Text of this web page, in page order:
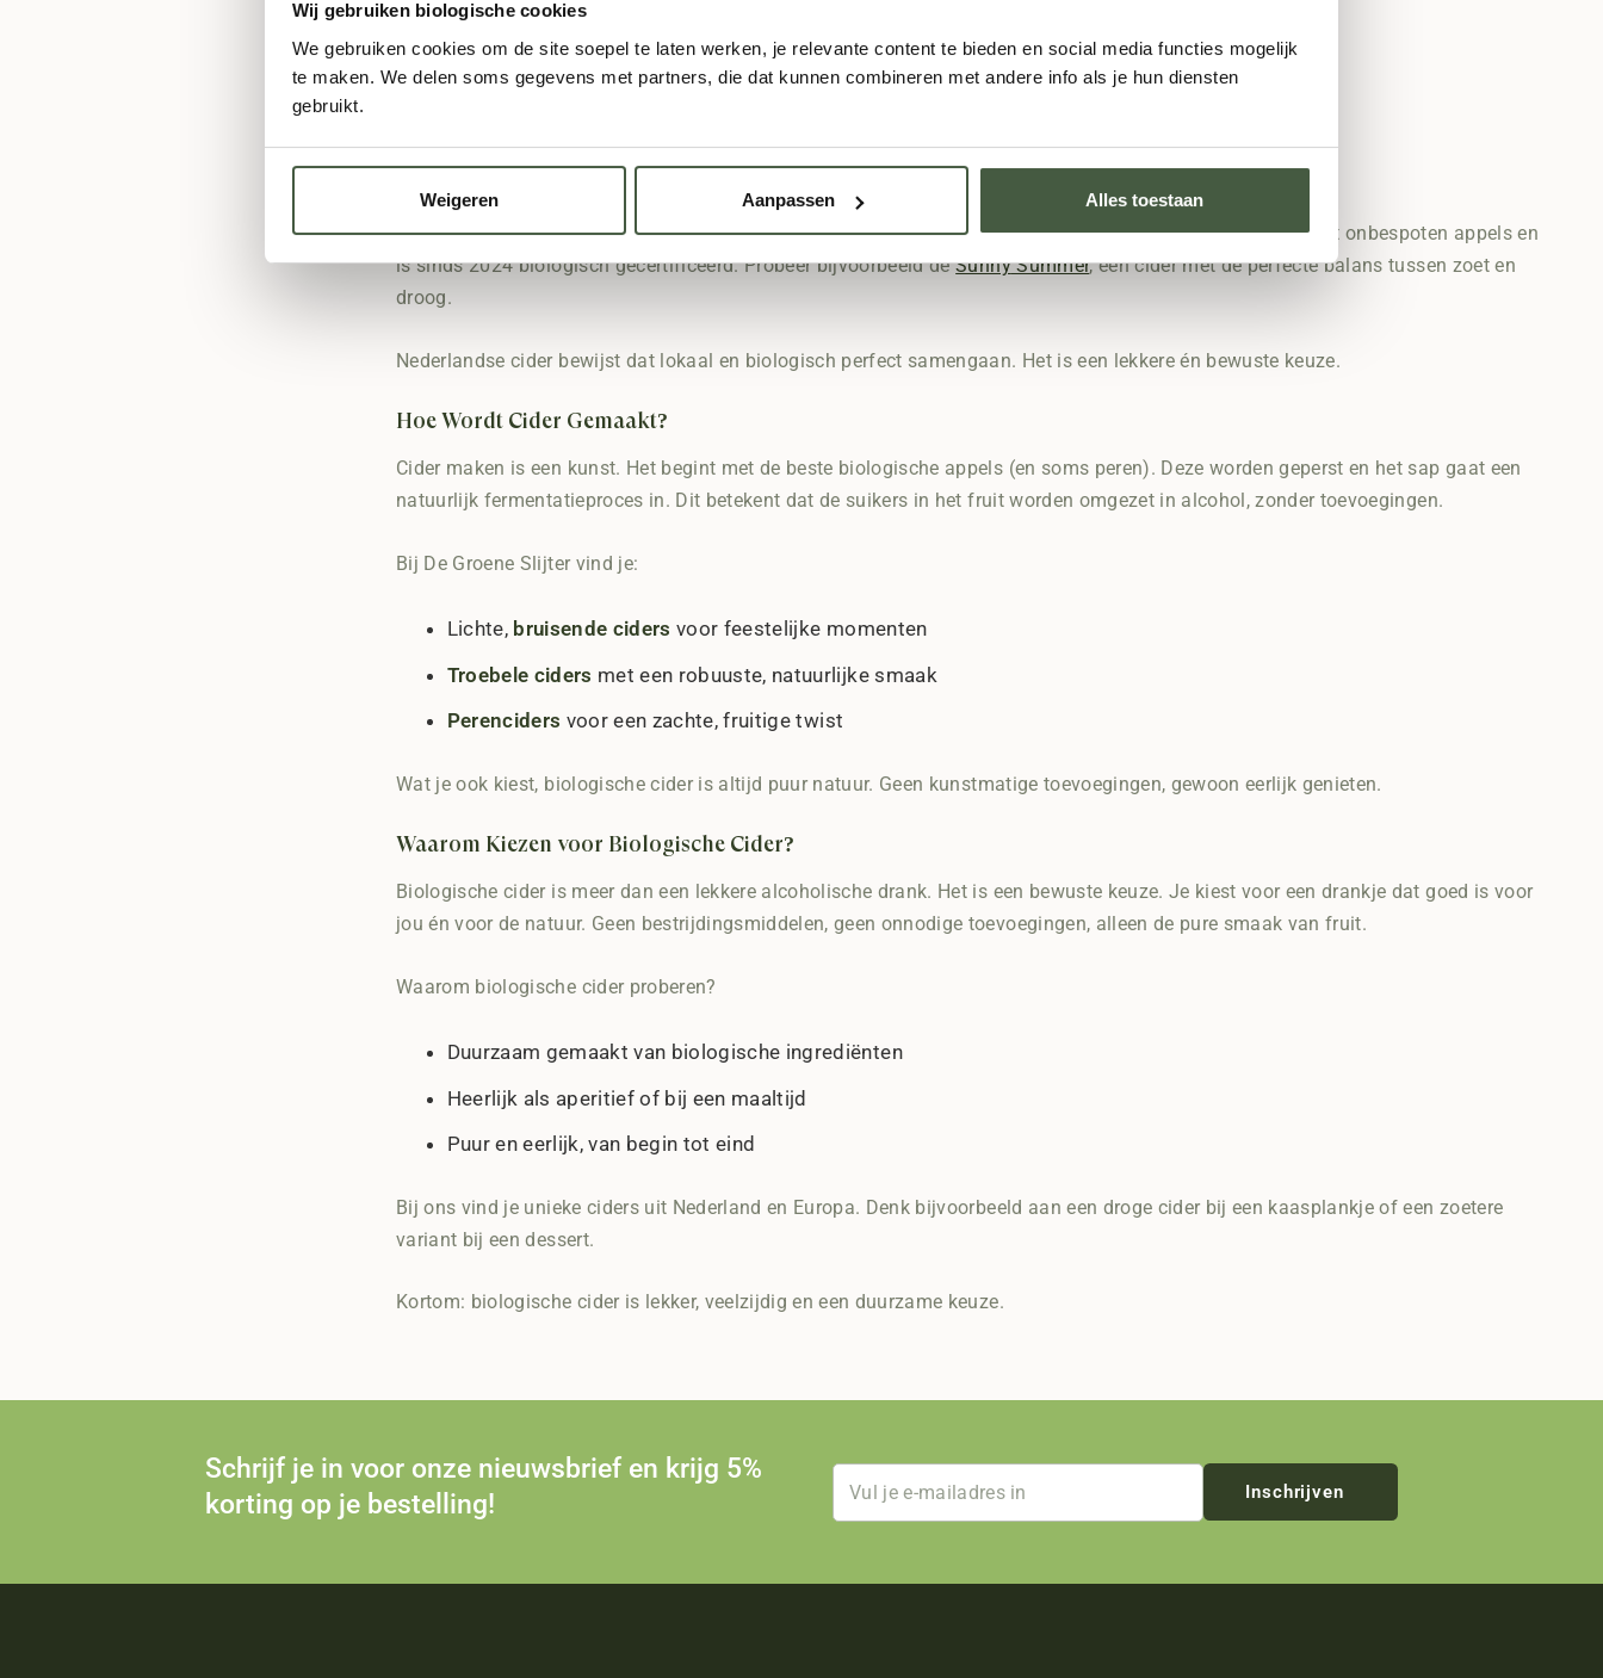
Wij gebruiken biologische cookies
We gebruiken cookies om de site soepel te laten werken, je relevante content te bieden en social media functies mogelijk
te maken. We delen soms gegevens met partners, die dat kunnen combineren met andere info als je hun diensten
gebruikt.
Weigeren Aanpassen Alles toestaan
Smaken van fris en licht tot robuust en vol
Een bijzonder voorbeeld in ons assortiment is UWE Cider. Deze Nederlandse producent werkt uitsluitend met onbespoten appels en
is sinds 2024 biologisch gecertificeerd. Probeer bijvoorbeeld deSunnySummer, een cider met de perfecte balans tussen zoet en
droog.
Nederlandse cider bewijst dat lokaal en biologisch perfect samengaan. Het is een lekkere én bewuste keuze.
Hoe Wordt Cider Gemaakt?
Cider maken is een kunst. Het begint met de beste biologische appels (en soms peren). Deze worden geperst en het sap gaat een
natuurlijk fermentatieproces in. Dit betekent dat de suikers in het fruit worden omgezet in alcohol, zonder toevoegingen.
Bij De Groene Slijter vind je:
Lichte, bruisende ciders voor feestelijke momenten
Troebele ciders met een robuuste, natuurlijke smaak
Perenciders voor een zachte, fruitige twist
Wat je ook kiest, biologische cider is altijd puur natuur. Geen kunstmatige toevoegingen, gewoon eerlijk genieten.
Waarom Kiezen voor Biologische Cider?
Biologische cider is meer dan een lekkere alcoholische drank. Het is een bewuste keuze. Je kiest voor een drankje dat goed is voor
jou én voor de natuur. Geen bestrijdingsmiddelen, geen onnodige toevoegingen, alleen de pure smaak van fruit.
Waarom biologische cider proberen?
Duurzaam gemaakt van biologische ingrediënten
Heerlijk als aperitief of bij een maaltijd
Puur en eerlijk, van begin tot eind
Bij ons vind je unieke ciders uit Nederland en Europa. Denk bijvoorbeeld aan een droge cider bij een kaasplankje of een zoetere
variant bij een dessert.
Kortom: biologische cider is lekker, veelzijdig en een duurzame keuze.
Schrijf je in voor onze nieuwsbrief en krijg 5%
korting op je bestelling!
Inschrijven